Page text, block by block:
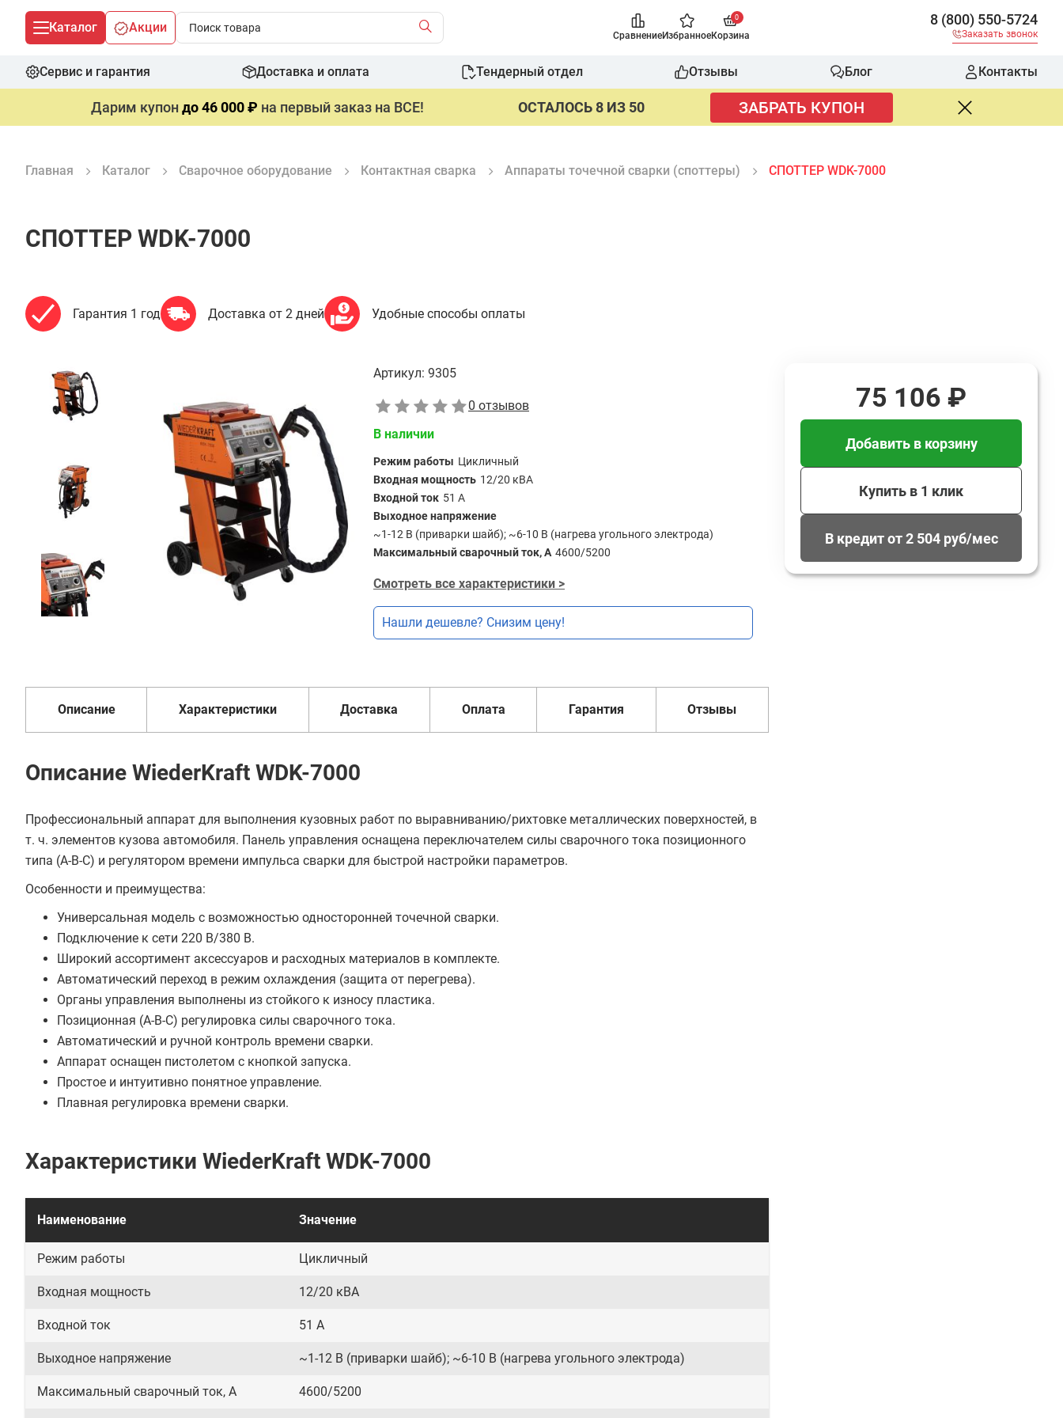
Каталог Акции
СравнениеИзбранное
0
Корзина
8 (800) 550-5724
Заказать звонок
Сервис и гарантия Доставка и оплата Тендерный отдел Отзывы Блог Контакты
Дарим купондо 46 000 ₽ на первый заказ на ВСЕ! ОСТАЛОСЬ 8 ИЗ 50 ЗАБРАТЬ КУПОН
Главная Каталог Сварочное оборудование Контактная сварка Аппараты точечной сварки (споттеры) СПОТТЕР WDK-7000
СПОТТЕР WDK-7000
Гарантия 1 год Доставка от 2 дней Удобные способы оплаты
Добавить в корзину
Купить в 1 клик
В кредит от 2 504 руб/
Артикул: 9305
0 отзывов
В наличии
Режим работы Цикличный
Входная мощность 12/20 кВА
Входной ток 51 А
Выходное напряжение
~1-12 В (приварки шайб); ~6-10 В (нагрева угольного электрода)
Максимальный сварочный ток, А 4600/5200
Смотреть все характеристики >
Нашли дешевле? Снизим цену!
Описание Характеристики Доставка Оплата Гарантия Отзывы
Описание WiederKraft WDK-7000
Профессиональный аппарат для выполнения кузовных работ по выравниванию/рихтовке металлических поверхностей, в
т. ч. элементов кузова автомобиля. Панель управления оснащена переключателем силы сварочного тока позиционного
типа (А-В-С) и регулятором времени импульса сварки для быстрой настройки параметров.
Особенности и преимущества:
Универсальная модель с возможностью односторонней точечной сварки.
Подключение к сети 220 В/380 В.
Широкий ассортимент аксессуаров и расходных материалов в комплекте.
Автоматический переход в режим охлаждения (защита от перегрева).
Органы управления выполнены из стойкого к износу пластика.
Позиционная (А-В-С) регулировка силы сварочного тока.
Автоматический и ручной контроль времени сварки.
Аппарат оснащен пистолетом с кнопкой запуска.
Простое и интуитивно понятное управление.
Плавная регулировка времени сварки.
Характеристики WiederKraft WDK-7000
Наименование Значение
Режим работы Цикличный
Входная мощность 12/20 кВА
Входной ток 51 А
Выходное напряжение ~1-12 В (приварки шайб); ~6-10 В (нагрева угольного электрода)
Максимальный сварочный ток, А 4600/5200
75 106 ₽
Добавить в корзину
Купить в 1 клик
В кредит от 2 504 руб/мес